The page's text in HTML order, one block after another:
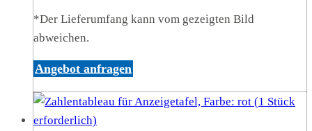
*Der Lieferumfang kann vom gezeigten Bild
abweichen.
Angebot anfragen